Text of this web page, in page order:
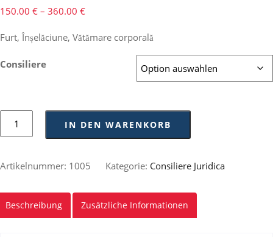
150.00 € – 360.00 €
Furt, Înșelăciune, Vătămare corporală
Consiliere
IN DEN WARENKORB
Artikelnummer: 1005 Kategorie: Consiliere Juridica
Beschreibung Zusätzliche Informationen